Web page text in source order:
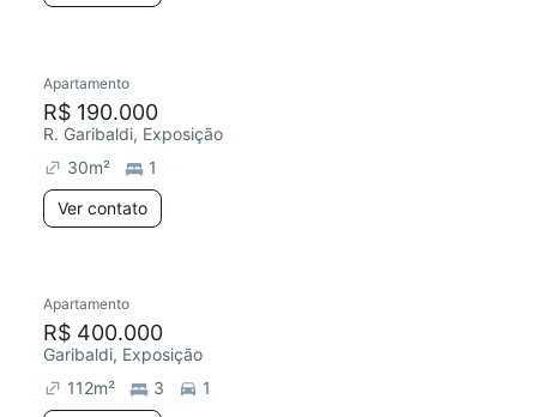
Apartamento
R$ 190.000
R. Garibaldi, Exposição
30m²
1
Ver contato
Apartamento
R$ 400.000
Garibaldi, Exposição
112m² 3
1